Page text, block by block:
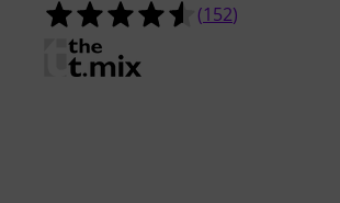
4.5 av 5 stjärnor
(152)